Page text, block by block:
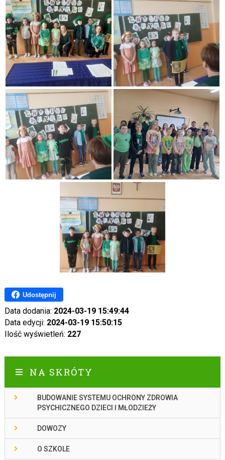
Udostępnij
Data dodania: 2024-03-19 15:49:44
Data edycji: 2024-03-19 15:50:15
Ilość wyświetleń: 227
NA SKRÓTY
BUDOWANIE SYSTEMU OCHRONY ZDROWIA
PSYCHICZNEGO DZIECI I MŁODZIEŻY
DOWOZY
O SZKOLE